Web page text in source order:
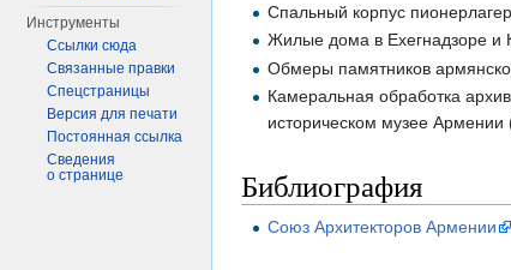
Спальный корпус
Жилые дома в Ехегнадзоре и
Обмеры памятников
Камеральная обработка
историческом музее Армении
Библиография
Союз Архитекторов Армении
Инструменты
Ссылки сюда
Связанные правки
Спецстраницы
Версия для печати
Постоянная ссылка
Сведения
о странице